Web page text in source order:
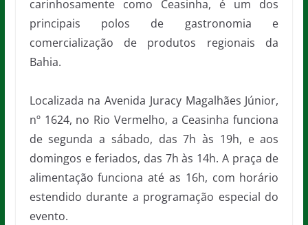
carinhosamente como Ceasinha, é um dos
principais polos de gastronomia e
comercialização de produtos regionais da
Bahia.
Localizada na Avenida Juracy Magalhães Júnior,
nº 1624, no Rio Vermelho, a Ceasinha funciona
de segunda a sábado, das 7h às 19h, e aos
domingos e feriados, das 7h às 14h. A praça de
alimentação funciona até as 16h, com horário
estendido durante a programação especial do
evento.